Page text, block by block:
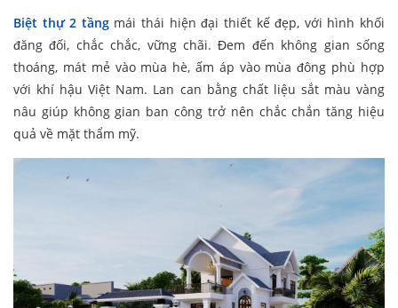
Biệt thự 2 tầngmái thái hiện đại thiết kế đẹp, với hình khối
đăng đối, chắc chắc, vững chãi. Đem đến không gian sống
thoáng, mát mẻ vào mùa hè, ấm áp vào mùa đông phù hợp
với khí hậu Việt Nam. Lan can bằng chất liệu sắt màu vàng
nâu giúp không gian ban công trở nên chắc chắn tăng hiệu
quả về mặt thẩm mỹ.